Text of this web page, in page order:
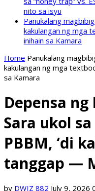
nito sa isyu
Panukalang
kakulangan ng mga
inihain sa Kamara
Home Panukalang
kakulangan ng mga
sa Kamara
Depensa
Sara ukol
PBBM, ‘di
tanggap —
by DWIZ 882 July 9, 2026